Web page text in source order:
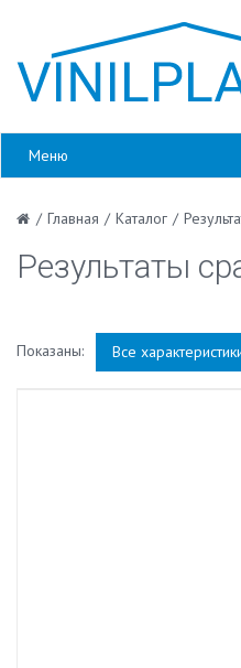
Меню
/ Главная / Каталог /
Результаты
Показаны: Все